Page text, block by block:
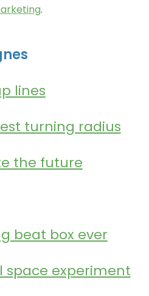
.
lines
turning radius
the future
beat box ever
space experiment